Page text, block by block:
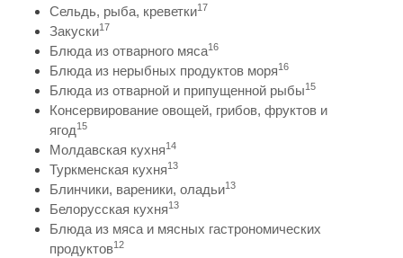
Сельдь, рыба, креветки17
Закуски17
Блюда из отварного мяса16
Блюда из нерыбных продуктов моря16
Блюда из отварной и припущенной рыбы15
Консервирование овощей, грибов, фруктов и
ягод15
Молдавская кухня14
Туркменская кухня13
Блинчики, вареники, оладьи13
Белорусская кухня13
Блюда из мяса и мясных гастрономических
продуктов12